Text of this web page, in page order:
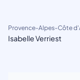
Provence-Alpes-Côte
Isabelle Verriest